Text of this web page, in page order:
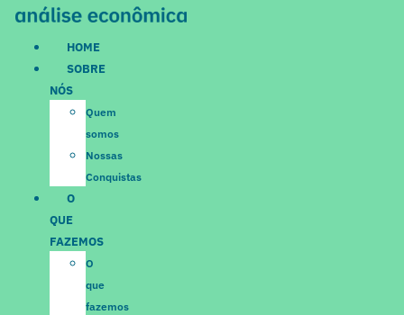
conteúdo
HOME
SOBRE
NÓS
Quem
somos
Nossas
Conquistas
O
QUE
FAZEMOS
O
que
fazemos